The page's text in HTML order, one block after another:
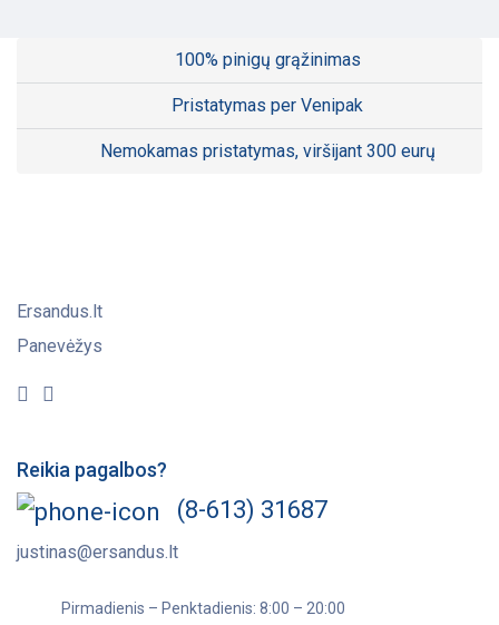
100% pinigų grąžinimas
Pristatymas per Venipak
Nemokamas pristatymas, viršijant 300 eurų
Ersandus.lt
Panevėžys
Reikia pagalbos?
(8-613) 31687
justinas@ersandus.lt
Pirmadienis – Penktadienis: 8:00 – 20:00